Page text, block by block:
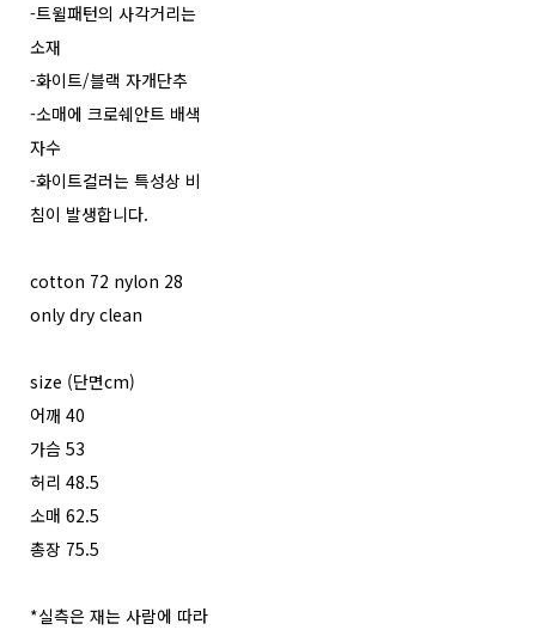
-트윌패턴의 사각거리는
소재
-화이트/블랙 자개단추
-소매에 크로쉐안트 배색
자수
-화이트컬러는 특성상 비
침이 발생합니다.
cotton 72 nylon 28
only dry clean
size (단면cm)
어깨 40
가슴 53
허리 48.5
소매 62.5
총장 75.5
*실측은 재는 사람에 따라